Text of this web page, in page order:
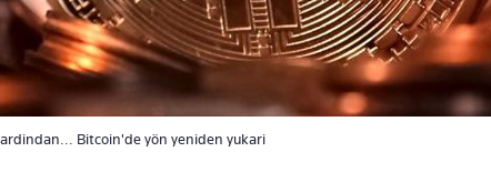
Bitcoin'de yön yeniden yukari